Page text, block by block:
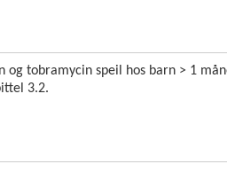
tobramycin speil hos barn > 1
3.2.